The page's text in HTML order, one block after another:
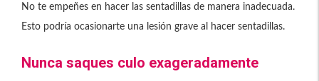
No te empeñes en hacer las sentadillas de manera inadecuada.
Esto podría ocasionarte una lesión grave al hacer sentadillas.
Nunca saques culo exageradamente